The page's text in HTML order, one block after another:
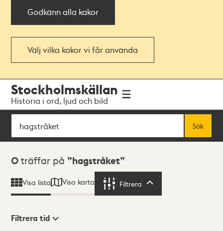
Godkänn alla kakor
Välj vilka kakor vi får använda
navigationen
huvudinnehållet
Stockholmskällan
Historia i ord, ljud och bild
Sök
Sök
Sökresultat
0 träffar på hagstråket
Visa lista Visa karta Filtrera
Filtrera tid